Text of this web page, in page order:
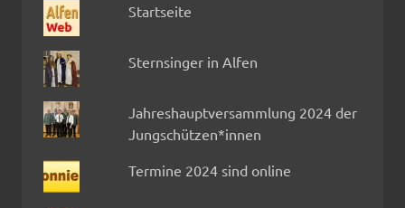
Startseite
Sternsinger in Alfen
Jahreshauptversammlung 2024 der
Jungschützen*innen
Termine 2024 sind online